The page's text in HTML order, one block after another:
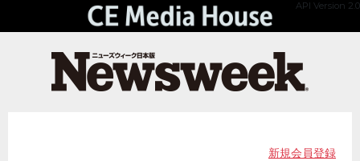
API Version 2.0
新規会員登録